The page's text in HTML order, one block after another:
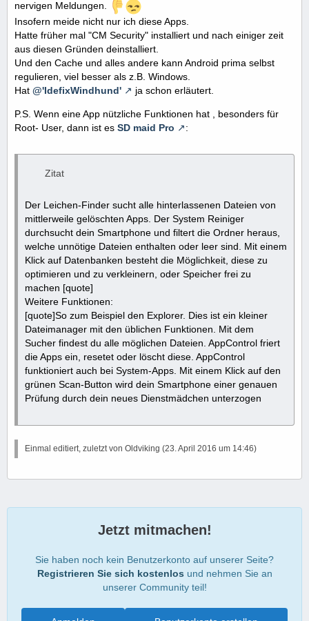
nervigen Meldungen.
Insofern meide nicht nur ich diese Apps.
Hatte früher mal "CM Security" installiert und nach einiger zeit
aus diesen Gründen deinstalliert.
Und den Cache und alles andere kann Android prima selbst
regulieren, viel besser als z.B. Windows.
Hat @'IdefixWindhund' ja schon erläutert.
P.S. Wenn eine App nützliche Funktionen hat , besonders für
Root- User, dann ist es SD maid Pro :
Zitat
Der Leichen-Finder sucht alle hinterlassenen Dateien von
mittlerweile gelöschten Apps. Der System Reiniger
durchsucht dein Smartphone und filtert die Ordner heraus,
welche unnötige Dateien enthalten oder leer sind. Mit einem
Klick auf Datenbanken besteht die Möglichkeit, diese zu
optimieren und zu verkleinern, oder Speicher frei zu
machen [quote]
Weitere Funktionen:
[quote]So zum Beispiel den Explorer. Dies ist ein kleiner
Dateimanager mit den üblichen Funktionen. Mit dem
Sucher findest du alle möglichen Dateien. AppControl friert
die Apps ein, resetet oder löscht diese. AppControl
funktioniert auch bei System-Apps. Mit einem Klick auf den
grünen Scan-Button wird dein Smartphone einer genauen
Prüfung durch dein neues Dienstmädchen unterzogen
Einmal editiert, zuletzt von Oldviking (23. April 2016 um 14:46)
Jetzt mitmachen!
Sie haben noch kein Benutzerkonto auf unserer Seite?
Registrieren Sie sich kostenlos und nehmen Sie an
unserer Community teil!